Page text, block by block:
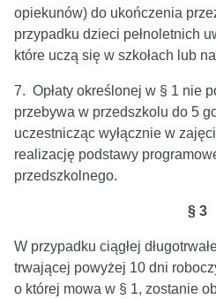
opiekunów) do ukończenia
przypadku dzieci pełnoletnich
które uczą się w szkołach lub
7. Opłaty określonej w § 1 nie
przebywa w przedszkolu do 5
uczestnicząc wyłącznie w
realizację podstawy
przedszkolnego.
§ 3
W przypadku ciągłej
trwającej powyżej 10 dni
o której mowa w § 1, zostanie